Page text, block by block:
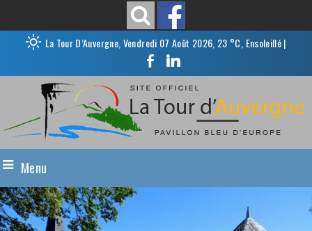
La Tour D’Auvergne, Vendredi 07 Août 2026, 23 °C, Ensoleillé|
Menu